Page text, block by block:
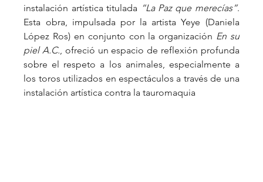
instalación artística titulada “La Paz que merecías”.
Esta obra, impulsada por la artista Yeye (Daniela
López Ros) en conjunto con la organización En su
piel A.C., ofreció un espacio de reflexión profunda
sobre el respeto a los animales, especialmente a
los toros utilizados en espectáculos a través de una
instalación artística contra la tauromaquia